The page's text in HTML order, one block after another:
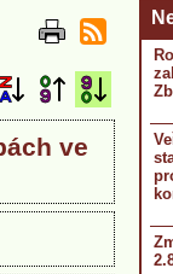
ve